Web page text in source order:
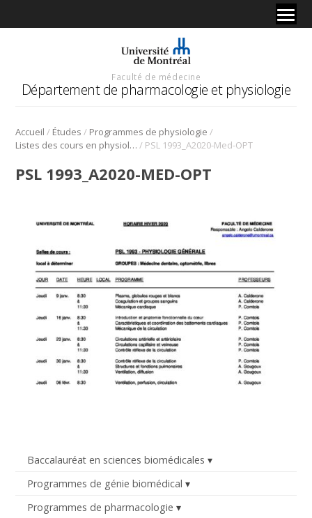
Faculté de médecine
Département de pharmacologie et physiologie
Accueil / Études / Programmes de physiologie /
Listes des cours en physiologie / PSL 1993_A2020-Med-OPT
Baccalauréat en sciences biomédicales
Programmes de génie biomédical
Programmes de pharmacologie
PSL 1993_A2020-MED-OPT